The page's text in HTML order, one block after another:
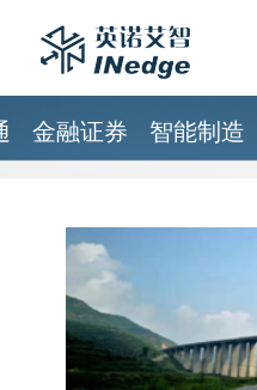
金融证券 智能制造